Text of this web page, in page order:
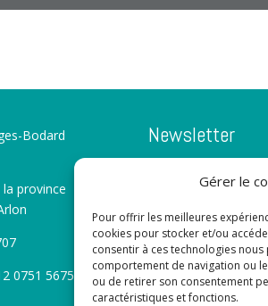
Gérer le
Pour offrir les meilleures
cookies pour stocker et/ou
consentir à ces technologies
comportement de navigation ou
ou de retirer son consentement
caractéristiques et fonctions.
Bodard
province
0751 5675
Newsletter
Adresse de